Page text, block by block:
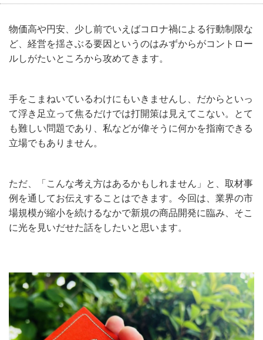
物価高や円安、少し前でいえばコロナ禍による行動制限な
ど、経営を揺さぶる要因というのはみずからがコントロー
ルしがたいところから攻めてきます。
手をこまねいているわけにもいきませんし、だからといっ
て浮き足立って焦るだけでは打開策は見えてこない。とて
も難しい問題であり、私などが偉そうに何かを指南できる
立場でもありません。
ただ、「こんな考え方はあるかもしれません」と、取材事
例を通してお伝えすることはできます。今回は、業界の市
場規模が縮小を続けるなかで新規の商品開発に臨み、そこ
に光を見いだせた話をしたいと思います。